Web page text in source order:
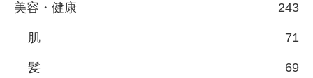
美容・健康 243
肌 71
髪 69